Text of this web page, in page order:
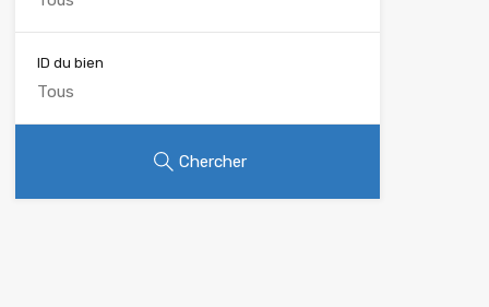
ID du bien
Chercher